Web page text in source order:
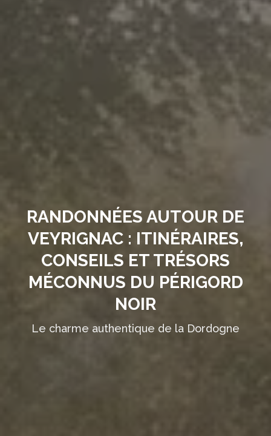
RANDONNÉES AUTOUR DE
VEYRIGNAC : ITINÉRAIRES,
CONSEILS ET TRÉSORS
MÉCONNUS DU PÉRIGORD
NOIR
Le charme authentique de la Dordogne